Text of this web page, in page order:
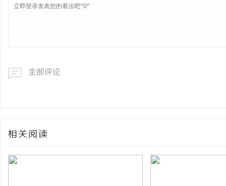
全部评论
相关阅读